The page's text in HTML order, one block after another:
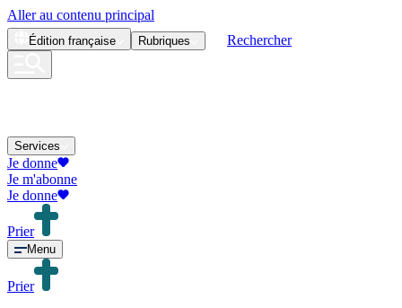
Aller au contenu principal
Édition française Rubriques Rechercher
Services
Je donne
Je m'abonne
Je donne
Prier
Menu
Prier